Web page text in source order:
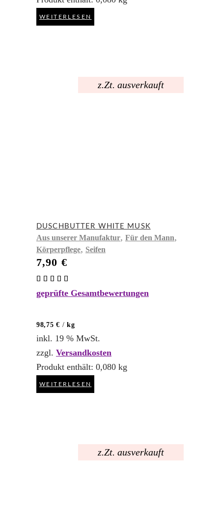
WEITERLESEN
z.Zt. ausverkauft
DUSCHBUTTER WHITE MUSK
Aus unserer Manufaktur, Für den Mann,
Körperpflege, Seifen
7,90 €
5.00
geprüfte Gesamtbewertungen
98,75€ /kg
inkl. 19 % MwSt.
zzgl. Versandkosten
Produkt enthält: 0,080 kg
WEITERLESEN
z.Zt. ausverkauft